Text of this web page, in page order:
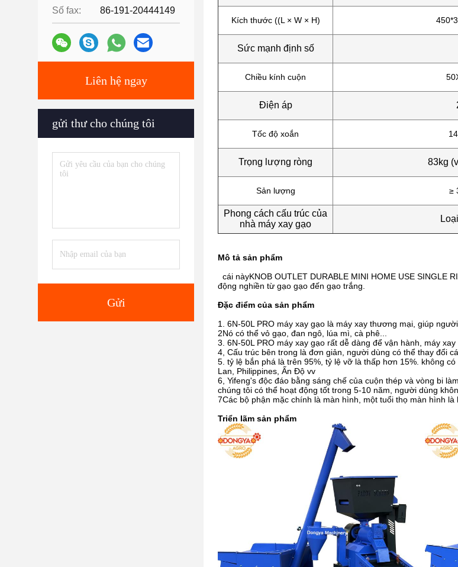
Số fax: 86-191-20444149
Liên hệ ngay
gửi thư cho chúng tôi
Gửi
Kích thước ((L × W × H)
Sức mạnh định số
Chiều kính cuộn
Điện áp
Tốc độ xoắn
Trọng lượng ròng 83kg
Sản lượng ≥
Phong cách cấu trúc của
nhà máy xay gạo
Mô tả sản phẩm
cái nàyKNOB OUTLET DURABLE MINI HOME USE SINGLE
động nghiền từ gạo gạo đến gạo trắng.
Đặc điểm của sản phẩm
1. 6N-50L PRO máy xay gạo là máy xay thương mại, giúp
2Nó có thể vỏ gạo, đan ngô, lúa mì, cà phê...
3. 6N-50L PRO máy xay gạo rất dễ dàng để vận hành, máy
4, Cấu trúc bên trong là đơn giản, người dùng có thể thay đổi
5. tỷ lệ bắn phá là trên 95%, tỷ lệ vỡ là thấp hơn 15%. không
Lan, Philippines, Ấn Độ vv
6, Yifeng's độc đáo bằng sáng chế của cuộn thép và vòng bi
chúng tôi có thể hoạt động tốt trong 5-10 năm, người dùng
7Các bộ phận mặc chính là màn hình, một tuổi thọ màn hình là
Triển lãm sản phẩm